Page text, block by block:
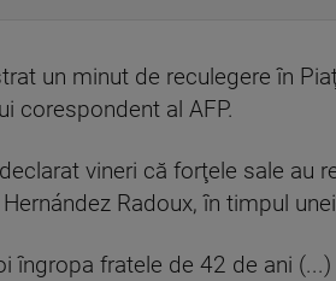
un minut de reculegere în
corespondent al AFP.
vineri că forţele sale au
Radoux, în timpul
îngropa fratele de 42 de ani